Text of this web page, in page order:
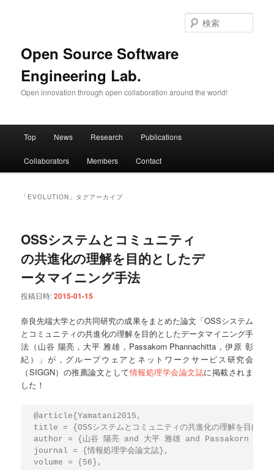
移
動
Open Source Software
Engineering Lab.
Open innovation through open collaboration around the world!
索
メ
Top News Research Publications
Collaborators Members Contact
「 EVOLUTION 」タグアーカイブ
OSSシステムとコミュニティ
の共進化の理解を目的としたデ
ータマイニング手法
投稿日時:2015-01-15
奈良先端大学との共同研究の成果をまとめた論文「OSSシステム
とコミュニティの共進化の理解を目的としたデータマイニング手
法（山谷 陽亮，大平 雅雄，Passakorn Phannachitta，伊原 彰
紀）」が，グループウェアとネットワークサービス研究会
（SIGGN）の推薦論文として情報処理学会論文誌に掲載されま
した！
@article{Yamatani2015,
title = {OSSシステムとコミュニティの共進化の理解を目的と
author = {山谷 陽亮 and 大平 雅雄 and Passakorn
journal = {情報処理学会論文誌},
volume = {56},